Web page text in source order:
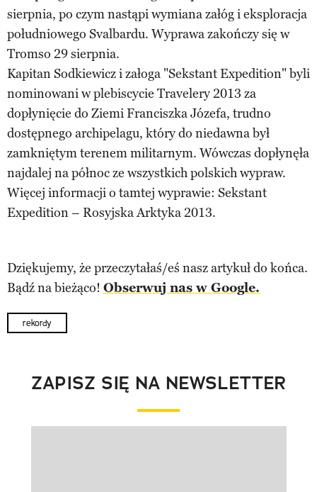
sierpnia, po czym nastąpi wymiana załóg i eksploracja
południowego Svalbardu. Wyprawa zakończy się w
Tromso 29 sierpnia.
Kapitan Sodkiewicz i załoga "Sekstant Expedition" byli
nominowani w plebiscycie Travelery 2013 za
dopłynięcie do Ziemi Franciszka Józefa, trudno
dostępnego archipelagu, który do niedawna był
zamkniętym terenem militarnym. Wówczas dopłynęła
najdalej na północ ze wszystkich polskich wypraw.
Więcej informacji o tamtej wyprawie: Sekstant
Expedition – Rosyjska Arktyka 2013.
Dziękujemy, że przeczytałaś/eś nasz artykuł do końca.
Bądź na bieżąco! Obserwuj nas w Google.
rekordy
ZAPISZ SIĘ NA NEWSLETTER